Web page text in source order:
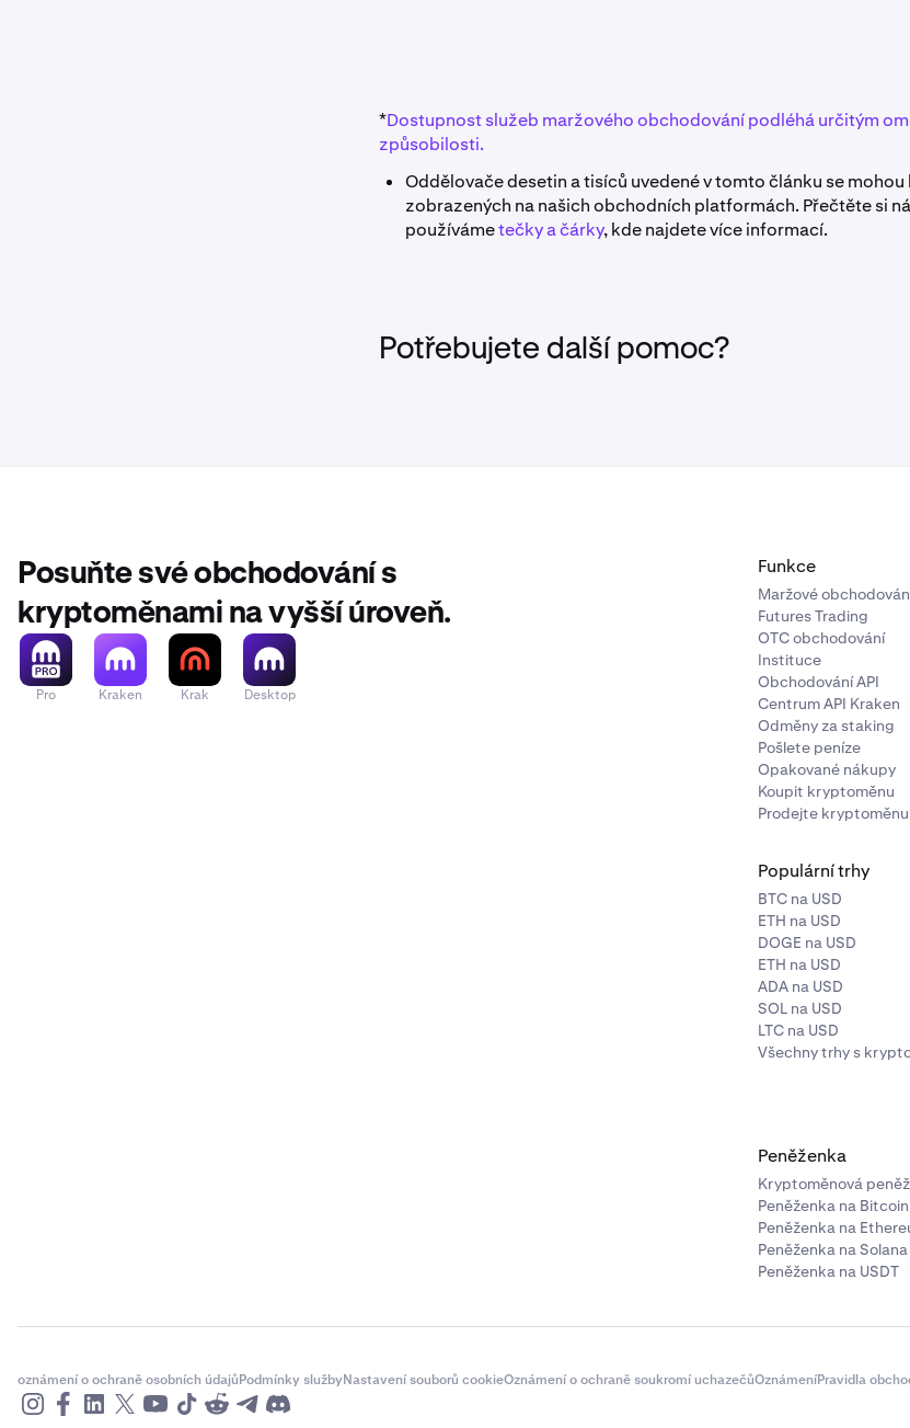
*Dostupnost služeb maržového obchodování podléhá určitým
způsobilosti.
Oddělovače desetin a tisíců uvedené v tomto článku se
zobrazených na našich obchodních platformách. Přečtěte si
používámetečky a čárky, kde najdete více informací.
Potřebujete další pomoc?
Posuňte své obchodování s
kryptoměnami na vyšší úroveň.
Pro Kraken Krak Desktop
Funkce
Maržové
Futures Trading
OTC obchodování
Instituce
Obchodování API
Centrum API Kraken
Odměny za staking
Pošlete peníze
Opakované nákupy
Koupit kryptoměnu
Prodejte kryptoměnu
Populární trhy
BTC na USD
ETH na USD
DOGE na USD
ETH na USD
ADA na USD
SOL na USD
LTC na USD
Všechny trhy s
Peněženka
Kryptoměnová
Peněženka na Bitcoin
Peněženka na
Peněženka na Solana
Peněženka na USDT
oznámení o ochraně osobních údajůPodmínky službyNastavení souborů cookieOznámení o ochraně soukromí uchazečůOznámeníPravidla